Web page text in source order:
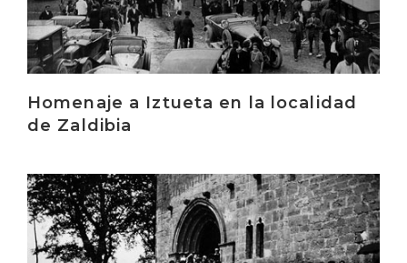
Homenaje a Iztueta en la localidad
de Zaldibia
Irakurri